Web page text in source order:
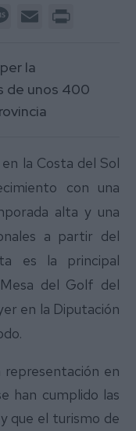
Message
Email
la
de unos 400
la Costa del Sol
con una
alta y una
a partir del
es la principal
del Golf del
en la Diputación
en
han cumplido las
que el turismo de